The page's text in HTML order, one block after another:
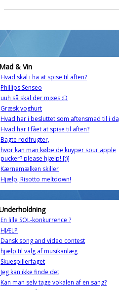
Mad & Vin
Hvad skal i ha at spise til aften?
Phillips Senseo
uuh så skal der mixes :D
Græsk yoghurt
Hvad har i besluttet som aftensmad til i
Hvad har I fået at spise til aften?
Bagte rodfrugter,
hvor kan man købe de kuyper sour apple
pucker? please hjælp! [:)]
Kærnemælken skiller
Hjælp, Risotto meltdown!
En lille SOL-konkurrence ?
HJÆLP
Dansk song and video contest
hjælp til valg af musikanlæg
Skuespillerfaget
Jeg kan ikke finde det
Kan man selv tage vokalen af en sang?